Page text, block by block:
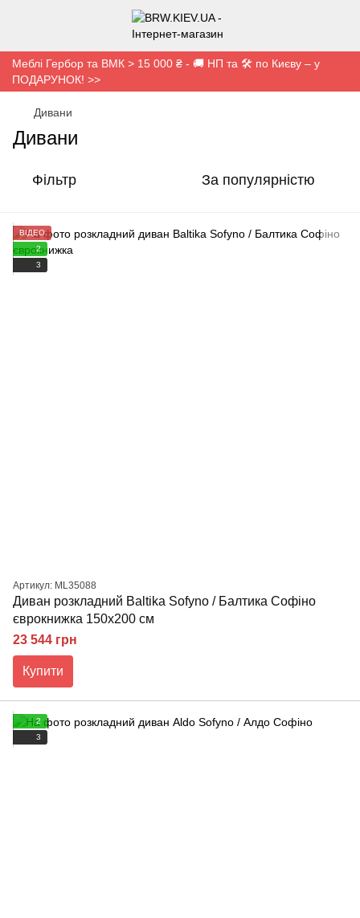
Меблі Гербор та ВМК > 15 000 ₴ - 🚚 НП та 🛠️ по Києву – у
ПОДАРУНОК! >>
Дивани
Дивани
Фільтр За популярністю
ВІДЕО
2
3
Артикул: ML35088
Диван розкладний Baltika Sofyno / Балтика Софіно
єврокнижка 150х200 см
23 544 грн
Купити
2
3